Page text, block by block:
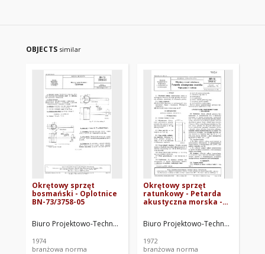
OBJECTS similar
Okrętowy sprzęt
bosmański - Oplotnice
BN-73/3758-05
Biuro Projektowo-Technologiczne Morskich Stoczni Remontowych.
1974
branżowa norma
Okrętowy sprzęt
ratunkowy - Petarda
akustyczna morska -
BN-72/3765-31
Biuro Projektowo-Technologiczne
1972
branżowa norma